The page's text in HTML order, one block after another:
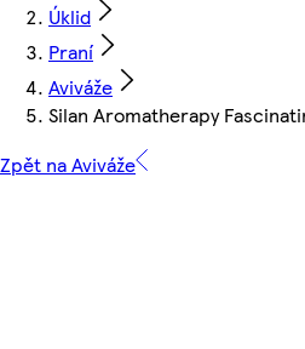
Úklid
Praní
Aviváže
Silan Aromatherapy
Zpět na Aviváže